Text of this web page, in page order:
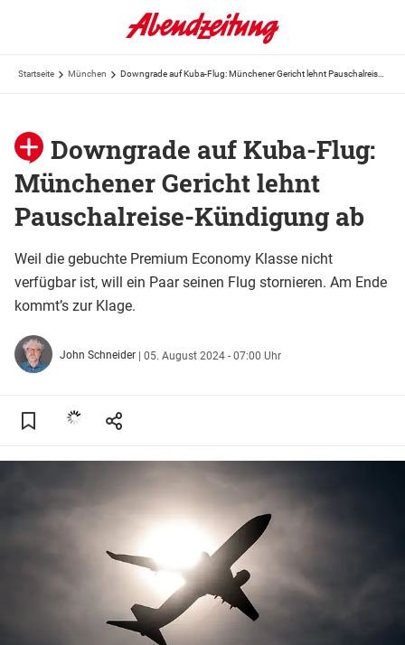
Startseite München
Downgrade auf Kuba-Flug:
Münchener Gericht lehnt
Pauschalreise-Kündigung ab
Weil die gebuchte Premium Economy Klasse nicht
verfügbar ist, will ein Paar seinen Flug stornieren. Am Ende
kommt’s zur Klage.
John Schneider | 05. August 2024 - 07:00 Uhr